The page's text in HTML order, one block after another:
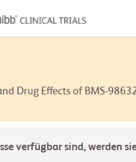
Drug Effects of BMS-
verfügbar sind, werden